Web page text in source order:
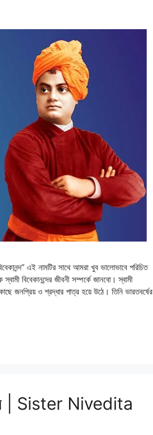
এই নামটির সাথে আমরা খুব ভালোভাবে পরিচিত
বিবেকানন্দের জীবনী সম্পর্কে জানবো। স্বামী
জনপ্রিয় ও শ্রদ্ধার পাত্র হয়ে উঠে। তিনি ভারতবর্ষের
| Sister Nivedita